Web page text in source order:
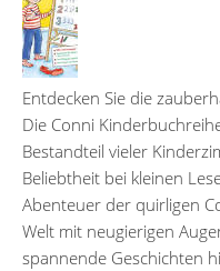
Entdecken Sie die
Die Conni
Bestandteil vieler
Beliebtheit bei kleinen
Abenteuer der quirligen
Welt mit neugierigen
spannende Geschichten